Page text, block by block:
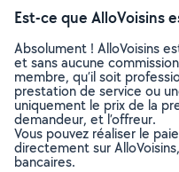
Est-ce que AlloVoisins
Absolument ! AlloVoisins
et sans aucune
membre, qu’il soit
prestation de service ou
uniquement le prix de la
demandeur, et l’offreur.
Vous pouvez réaliser le
directement sur
bancaires.